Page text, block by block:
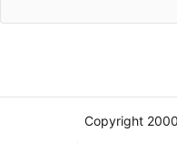
Copyright